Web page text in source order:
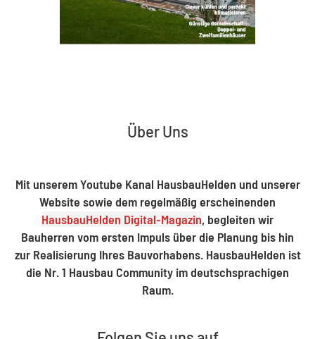
Über Uns
Mit unserem Youtube Kanal HausbauHelden und unserer
Website sowie dem regelmäßig erscheinenden
HausbauHelden Digital-Magazin, begleiten wir
Bauherren vom ersten Impuls über die Planung bis hin
zur Realisierung Ihres Bauvorhabens. HausbauHelden ist
die Nr. 1 Hausbau Community im deutschsprachigen
Raum.